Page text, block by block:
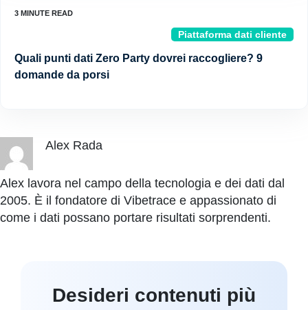
Piattaforma dati cliente
Quali punti dati Zero Party dovrei raccogliere? 9
domande da porsi
Alex Rada
Alex lavora nel campo della tecnologia e dei dati dal
2005. È il fondatore di Vibetrace e appassionato di
come i dati possano portare risultati sorprendenti.
Desideri contenuti più